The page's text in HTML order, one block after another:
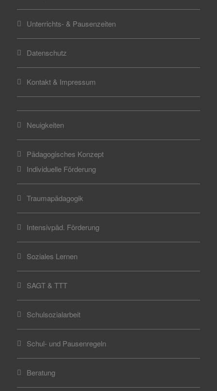
Unterrichts- & Pausenzeiten
Datenschutz
Kontakt & Impressum
Neuigkeiten
Pädagogisches Konzept
Individuelle Förderung
Traumapädagogik
Intensivpäd. Förderung
Soziales Lernen
SAGT & TTT
Schulsozialarbeit
Schul- und Pausenregeln
Beratung